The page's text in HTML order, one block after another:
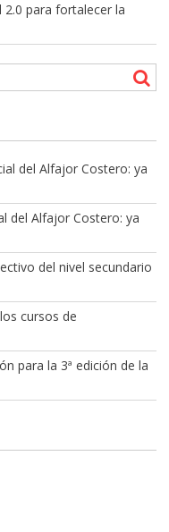
para fortalecer la
del Alfajor Costero: ya
del Alfajor Costero: ya
del nivel secundario
cursos de
para la 3ª edición de la